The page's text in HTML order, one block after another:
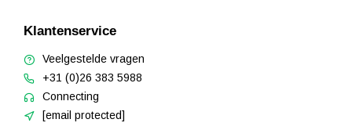
Klantenservice
Veelgestelde vragen
+31 (0)26 383 5988
Connecting
[email protected]